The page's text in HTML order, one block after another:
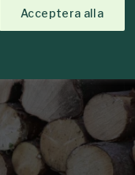
Acceptera alla